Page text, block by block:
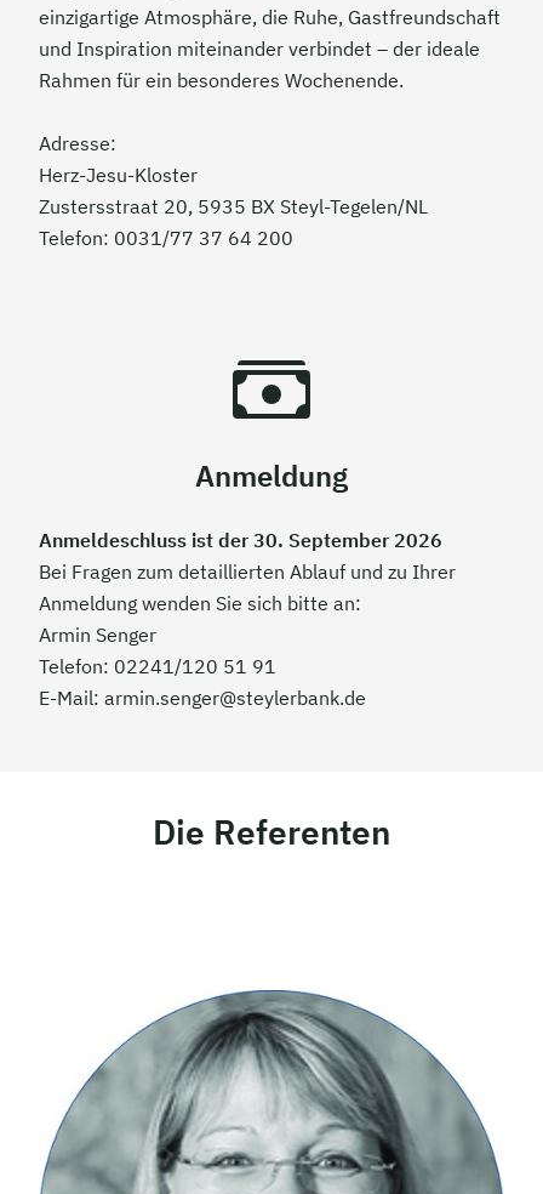
einzigartige Atmosphäre, die Ruhe, Gastfreundschaft
und Inspiration miteinander verbindet – der ideale
Rahmen für ein besonderes Wochenende.
Adresse:
Herz-Jesu-Kloster
Zustersstraat 20, 5935 BX Steyl-Tegelen/NL
Telefon: 0031/77 37 64 200
Anmeldung
Anmeldeschluss ist der 30. September 2026
Bei Fragen zum detaillierten Ablauf und zu Ihrer
Anmeldung wenden Sie sich bitte an:
Armin Senger
Telefon: 02241/120 51 91
E-Mail: armin.senger@steylerbank.de
Die Referenten